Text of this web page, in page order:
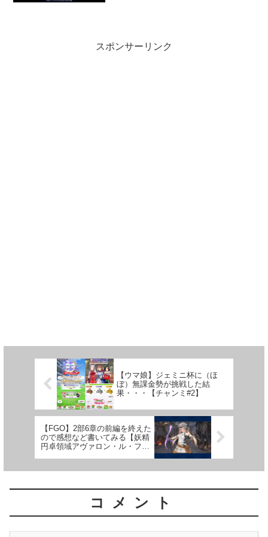
スポンサーリンク
【ウマ娘】ジェミニ杯に（ほ
ぼ）無課金勢が挑戦した結
果・・・【チャンミ#2】
【FGO】2部6章の前編を終えた
ので感想など書いてみる【妖精
円卓領域アヴァロン・ル・フェ
コメント